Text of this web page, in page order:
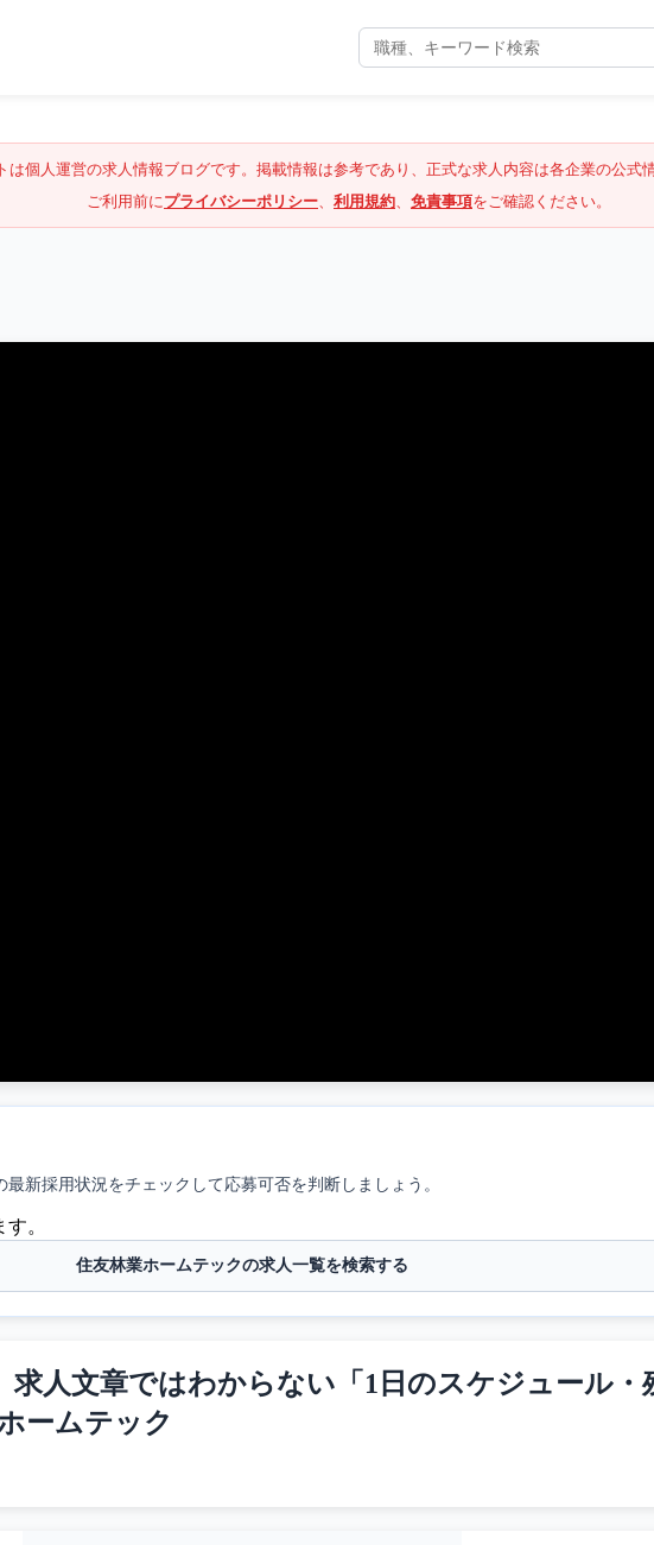
は個人運営の求人情報ブログです。掲載情報は参考であり、正式な求人内容は各企業の公式
ご利用前にプライバシーポリシー、 利用規約、 免責事項をご確認ください。
最新採用状況をチェックして応募可否を判断しましょう。
。
住友林業ホームテックの求人一覧を検索する
求人文章ではわからない「1日のスケジュール・
ームテック